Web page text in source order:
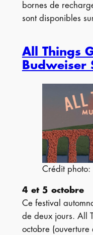
bornes de
sont disponibles
All Things
Budweiser
Crédit
4 et 5 octobre
Ce festival
de deux jours. All
octobre